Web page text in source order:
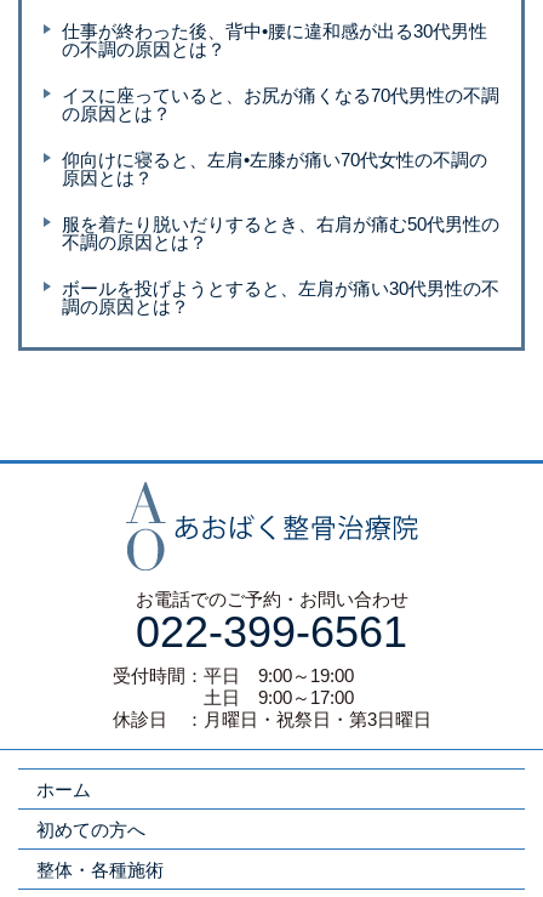
仕事が終わった後、背中•腰に違和感が出る30代男性
の不調の原因とは？
イスに座っていると、お尻が痛くなる70代男性の不調
の原因とは？
仰向けに寝ると、左肩•左膝が痛い70代女性の不調の
原因とは？
服を着たり脱いだりするとき、右肩が痛む50代男性の
不調の原因とは？
ボールを投げようとすると、左肩が痛い30代男性の不
調の原因とは？
お電話でのご予約・お問い合わせ
022-399-6561
受付時間：平日 9:00～19:00
土日 9:00～17:00
休診日 ：月曜日・祝祭日・第3日曜日
ホーム
初めての方へ
整体・各種施術